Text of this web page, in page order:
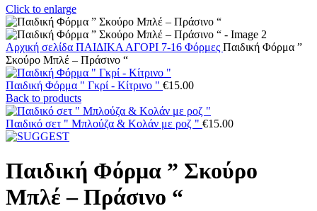
Click to enlarge
Αρχική σελίδα ΠΑΙΔΙΚΑ ΑΓΟΡΙ 7-16 Φόρμες Παιδική Φόρμα ”
Σκούρο Μπλέ – Πράσινο “
Παιδική Φόρμα " Γκρί - Κίτρινο " €15.00
Back to products
Παιδικό σετ " Μπλούζα & Κολάν με ροζ " €15.00
Παιδική Φόρμα ” Σκούρο
Μπλέ – Πράσινο “